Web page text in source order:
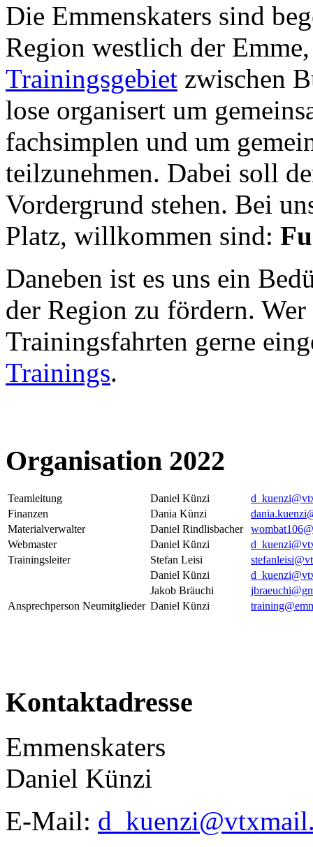
Die Emmenskaters sind
Region westlich der
Trainingsgebiet zwischen
lose organisert um
fachsimplen und um
teilzunehmen. Dabei soll
Vordergrund stehen. Bei
Platz, willkommen sind:
Daneben ist es uns ein
der Region zu fördern.
Trainingsfahrten gerne
Trainings.
Organisation 2022
Teamleitung Daniel Künzi
Finanzen
Dania Künzi
Materialverwalter
Daniel Rindlisbacher
Webmaster
Daniel Künzi
Trainingsleiter
Stefan Leisi
Daniel Künzi
Jakob Bräuchi
Ansprechperson Neumitglieder Daniel Künzi
Kontaktadresse
Emmenskaters
Daniel Künzi
E-Mail: